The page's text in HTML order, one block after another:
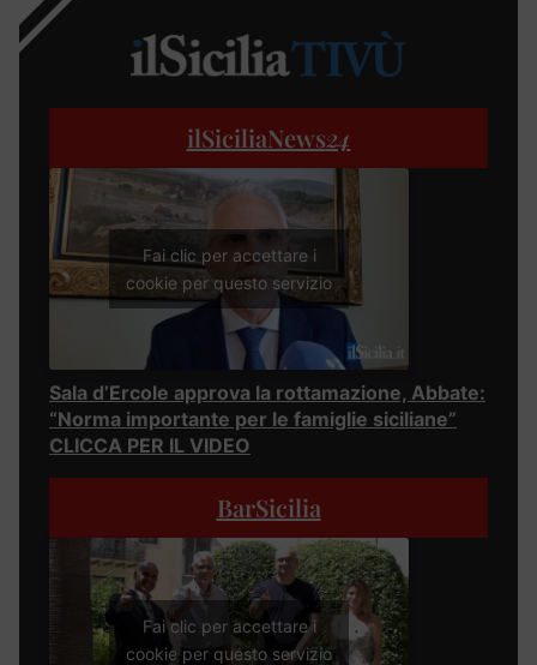
ilSiciliaNews24
Fai clic per accettare i
cookie per questo servizio
Sala d’Ercole approva la rottamazione, Abbate:
“Norma importante per le famiglie siciliane”
CLICCA PER IL VIDEO
BarSicilia
Fai clic per accettare i
cookie per questo servizio